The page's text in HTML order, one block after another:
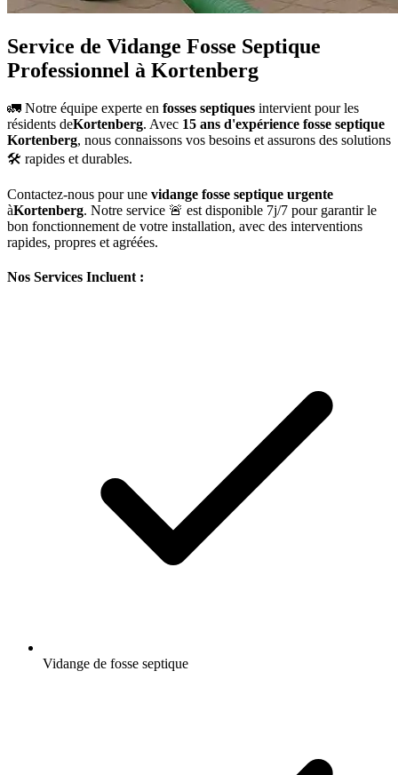
Service de Vidange Fosse Septique
Professionnel à Kortenberg
🚛 Notre équipe experte en fosses septiques intervient pour les
résidents deKortenberg. Avec 15 ans d'expérience fosse septique
Kortenberg, nous connaissons vos besoins et assurons des solutions
🛠️ rapides et durables.
Contactez-nous pour une vidange fosse septique urgente
àKortenberg. Notre service 🚨 est disponible 7j/7 pour garantir le
bon fonctionnement de votre installation, avec des interventions
rapides, propres et agréées.
Nos Services Incluent :
Vidange de fosse septique